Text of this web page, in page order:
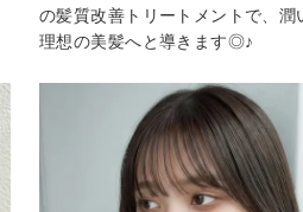
の髪質改善トリートメントで、潤
理想の美髪へと導きます◎♪